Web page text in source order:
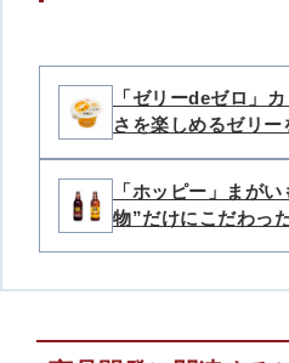
「ゼリーdeゼロ」
さを楽しめるゼリー
「ホッピー」まが
物”だけにこだわっ